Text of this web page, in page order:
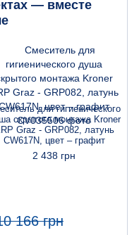
— вместе
для гигиенического
скрытого монтажа Kroner
Graz - GRP082, латунь
CW617N, цвет – графит
2 438 грн
166 грн